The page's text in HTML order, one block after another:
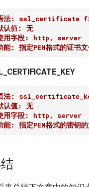
法: ssl_certificate
认值: 无
用字段: http, server
能: 指定PEM格式的证书文
法:
认值: 无
用字段: http, server
能: 指定PEM格式的密钥的